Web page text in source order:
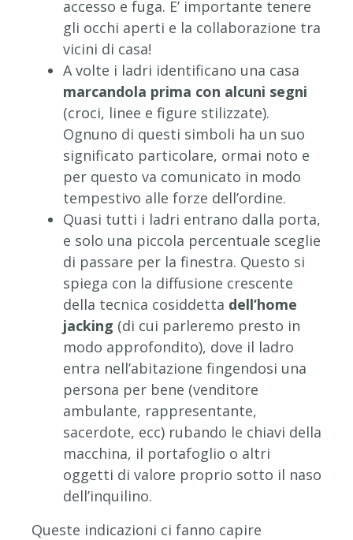
accesso e fuga. E’ importante tenere
gli occhi aperti e la collaborazione tra
vicini di casa!
A volte i ladri identificano una casa
marcandola prima con alcuni segni
(croci, linee e figure stilizzate).
Ognuno di questi simboli ha un suo
significato particolare, ormai noto e
per questo va comunicato in modo
tempestivo alle forze dell’ordine.
Quasi tutti i ladri entrano dalla porta,
e solo una piccola percentuale sceglie
di passare per la finestra. Questo si
spiega con la diffusione crescente
della tecnica cosiddetta dell’home
jacking (di cui parleremo presto in
modo approfondito), dove il ladro
entra nell’abitazione fingendosi una
persona per bene (venditore
ambulante, rappresentante,
sacerdote, ecc) rubando le chiavi della
macchina, il portafoglio o altri
oggetti di valore proprio sotto il naso
dell’inquilino.
Queste indicazioni ci fanno capire